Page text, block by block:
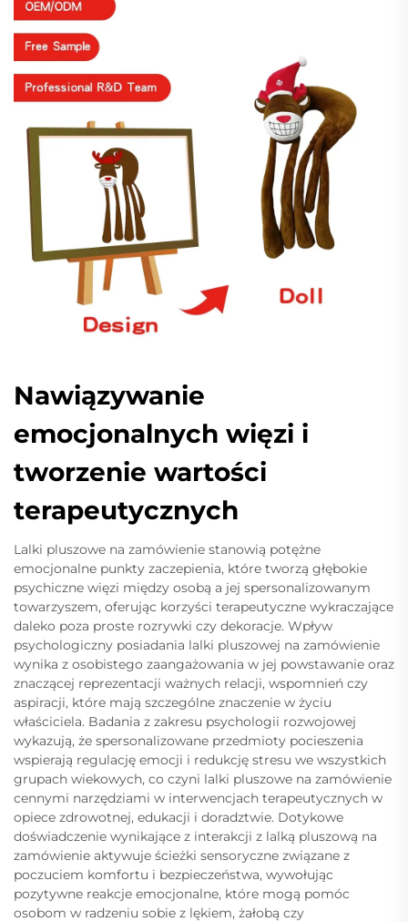
Nawiązywanie
emocjonalnych więzi i
tworzenie wartości
terapeutycznych
Lalki pluszowe na zamówienie stanowią potężne
emocjonalne punkty zaczepienia, które tworzą głębokie
psychiczne więzi między osobą a jej spersonalizowanym
towarzyszem, oferując korzyści terapeutyczne wykraczające
daleko poza proste rozrywki czy dekoracje. Wpływ
psychologiczny posiadania lalki pluszowej na zamówienie
wynika z osobistego zaangażowania w jej powstawanie oraz
znaczącej reprezentacji ważnych relacji, wspomnień czy
aspiracji, które mają szczególne znaczenie w życiu
właściciela. Badania z zakresu psychologii rozwojowej
wykazują, że spersonalizowane przedmioty pocieszenia
wspierają regulację emocji i redukcję stresu we wszystkich
grupach wiekowych, co czyni lalki pluszowe na zamówienie
cennymi narzędziami w interwencjach terapeutycznych w
opiece zdrowotnej, edukacji i doradztwie. Dotykowe
doświadczenie wynikające z interakcji z lalką pluszową na
zamówienie aktywuje ścieżki sensoryczne związane z
poczuciem komfortu i bezpieczeństwa, wywołując
pozytywne reakcje emocjonalne, które mogą pomóc
osobom w radzeniu sobie z lękiem, żałobą czy